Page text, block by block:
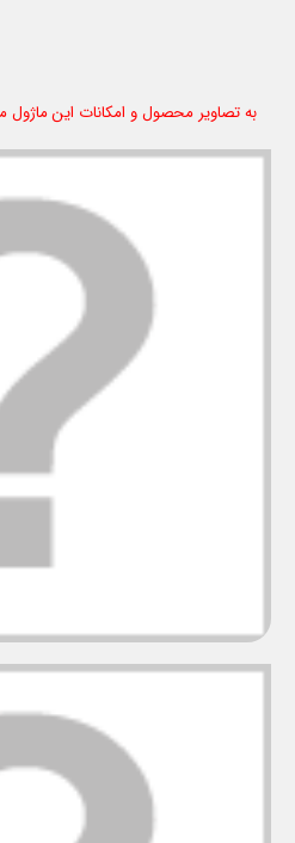
به تصاویر محصول و امکانات این ماژول